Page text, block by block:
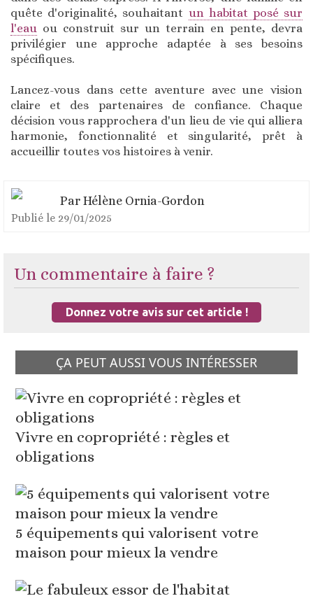
quête d'originalité, souhaitant un habitat posé sur
l'eau ou construit sur un terrain en pente, devra
privilégier une approche adaptée à ses besoins
spécifiques.
Lancez-vous dans cette aventure avec une vision
claire et des partenaires de confiance. Chaque
décision vous rapprochera d'un lieu de vie qui alliera
harmonie, fonctionnalité et singularité, prêt à
accueillir toutes vos histoires à venir.
Par Hélène Ornia-Gordon
Publié le 29/01/2025
Un commentaire à faire ?
Donnez votre avis sur cet article !
ÇA PEUT AUSSI VOUS INTÉRESSER
Vivre en copropriété : règles et
obligations
5 équipements qui valorisent votre
maison pour mieux la vendre